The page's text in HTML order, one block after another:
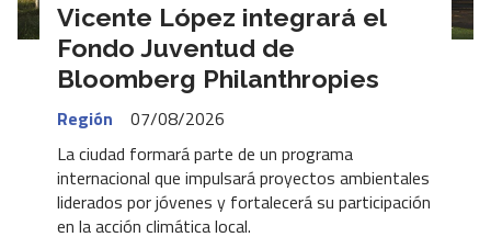
Vicente López integrará el
Fondo Juventud de
Bloomberg Philanthropies
Región
07/08/2026
La ciudad formará parte de un programa
internacional que impulsará proyectos ambientales
liderados por jóvenes y fortalecerá su participación
en la acción climática local.